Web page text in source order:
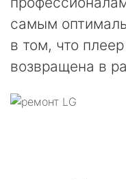
самым
в том, что
возвращена в